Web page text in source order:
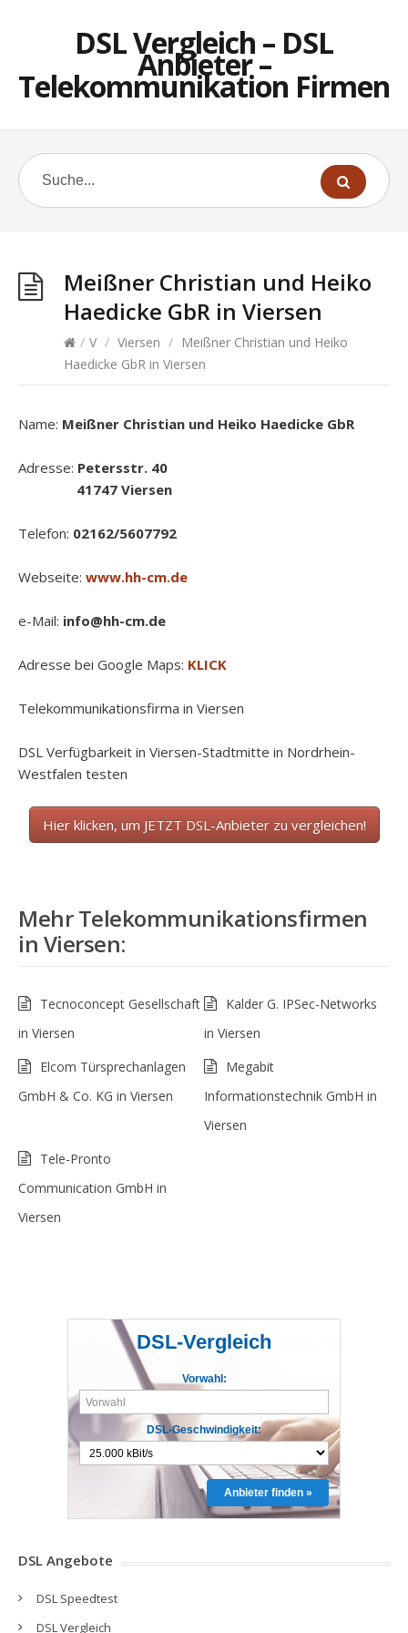
DSL Vergleich – DSL
Anbieter –
Telekommunikation Firmen
Meißner Christian und Heiko
Haedicke GbR in Viersen
/ V / Viersen / Meißner Christian und Heiko
Haedicke GbR in Viersen
Name: Meißner Christian und Heiko Haedicke GbR
Adresse: Petersstr. 40
41747 Viersen
Telefon: 02162/5607792
Webseite: www.hh-cm.de
e-Mail: info@hh-cm.de
Adresse bei Google Maps: KLICK
Telekommunikationsfirma in Viersen
DSL Verfügbarkeit in Viersen-Stadtmitte in Nordrhein-
Westfalen testen
Hier klicken, um JETZT DSL-Anbieter zu vergleichen!
Mehr Telekommunikationsfirmen
in Viersen:
Tecnoconcept Gesellschaft
in Viersen
Kalder G. IPSec-Networks
in Viersen
Elcom Türsprechanlagen
GmbH & Co. KG in Viersen
Megabit
Informationstechnik GmbH in
Viersen
Tele-Pronto
Communication GmbH in
Viersen
DSL-Vergleich
Vorwahl:
DSL-Geschwindigkeit:
Anbieter finden »
DSL Angebote
DSL Speedtest
DSL Vergleich